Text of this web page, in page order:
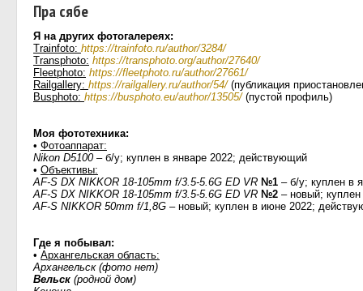
Пра сябе
Я на других фотогалереях:
Trainfoto: https://trainfoto.ru/author/3284/
Transphoto: https://transphoto.org/author/27640/
Fleetphoto: https://fleetphoto.ru/author/27661/
Railgallery: https://railgallery.ru/author/54/ (публикация
Busphoto: https://busphoto.eu/author/13505/ (пустой профиль)
Моя фототехника:
• Фотоаппарат:
Nikon D5100 – б/у; куплен в январе 2022; действующий
• Объективы:
AF-S DX NIKKOR 18-105mm f/3.5-5.6G ED VR №1 – б/у; куплен в
AF-S DX NIKKOR 18-105mm f/3.5-5.6G ED VR №2 – новый;
AF-S NIKKOR 50mm f/1,8G – новый; куплен в июне 2022;
Где я побывал:
• Архангельская область:
Архангельск (фото нет)
Вельск (родной дом)